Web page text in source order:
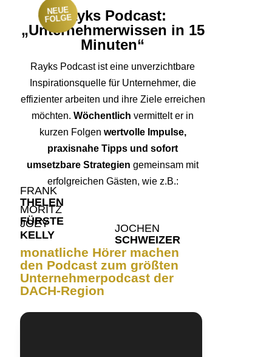
Rayks Podcast:
„Unternehmerwissen in 15
Minuten“
NEUE
FOLGE
Rayks Podcast ist eine unverzichtbare
Inspirationsquelle für Unternehmer, die
effizienter arbeiten und ihre Ziele erreichen
möchten.Wöchentlich vermittelt er in
kurzen Folgen wertvolle Impulse,
praxisnahe Tipps und sofort
umsetzbare Strategien gemeinsam mit
erfolgreichen Gästen, wie z.B.:
FRANK
THELEN
MORITZ
FÜRSTE
JOEY
KELLY
JOCHEN
SCHWEIZER
monatliche Hörer machen
den Podcast zum größten
Unternehmerpodcast der
DACH-Region